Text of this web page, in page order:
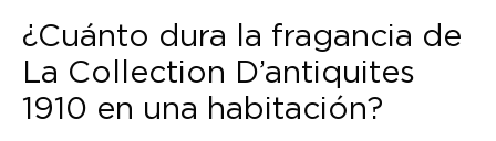
¿Cuánto dura la fragancia de
La Collection D’antiquites
1910 en una habitación?